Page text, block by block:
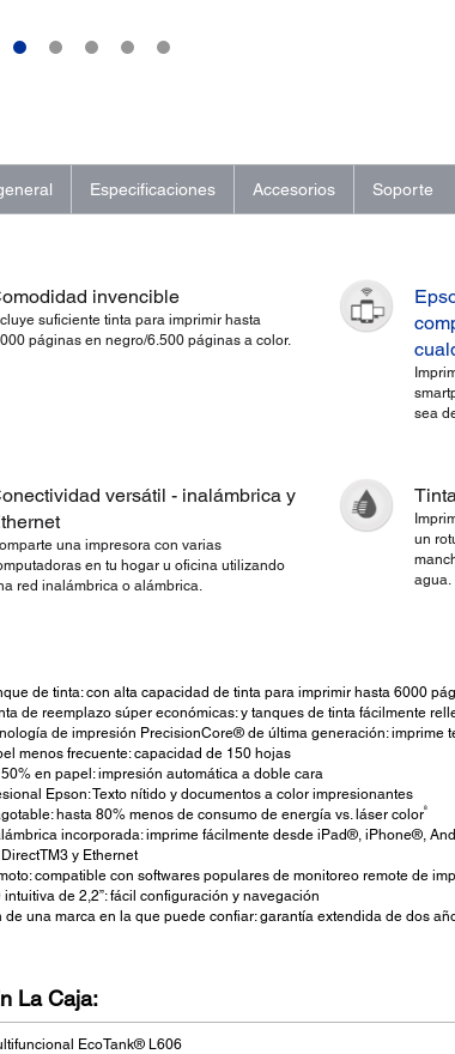
Especificaciones Accesorios Soporte
invencible
suficiente tinta para imprimir hasta
páginas en negro/6.500 páginas a color.
sea
versátil - inalámbrica y
una impresora con varias
en tu hogar u oficina utilizando
red inalámbrica o alámbrica.
un
agua.
de tinta: con alta capacidad de tinta para imprimir hasta 6000
de reemplazo súper económicas: y tanques de tinta fácilmente
de impresión PrecisionCore® de última generación: imprime
menos frecuente: capacidad de 150 hojas
en papel: impresión automática a doble cara
Epson: Texto nítido y documentos a color impresionantes
hasta 80% menos de consumo de energía vs. láser color8
incorporada: imprime fácilmente desde iPad®, iPhone®,
y Ethernet
compatible con softwares populares de monitoreo remote de
de 2,2”: fácil configuración y navegación
de una marca en la que puede confiar: garantía extendida de dos
La Caja:
EcoTank® L606